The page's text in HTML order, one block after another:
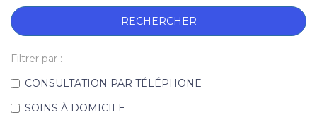
RECHERCHER
Filtrer par :
CONSULTATION PAR TÉLÉPHONE
SOINS À DOMICILE